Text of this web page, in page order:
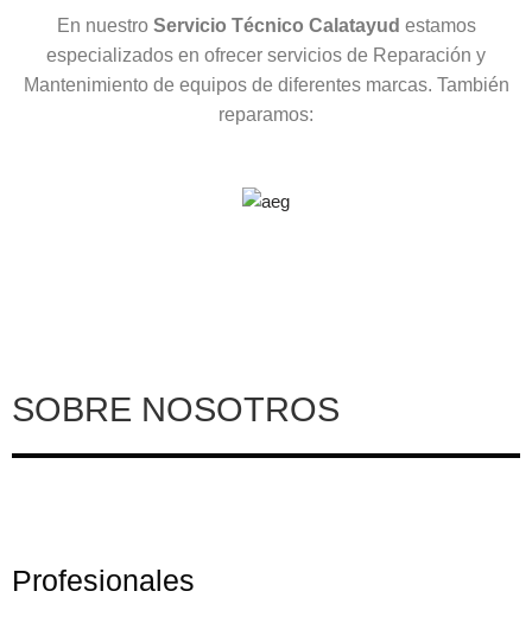
En nuestro Servicio Técnico Calatayud estamos
especializados en ofrecer servicios de Reparación y
Mantenimiento de equipos de diferentes marcas. También
reparamos:
SOBRE NOSOTROS
Profesionales